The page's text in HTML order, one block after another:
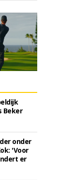
Beker
onder
'Voor
er